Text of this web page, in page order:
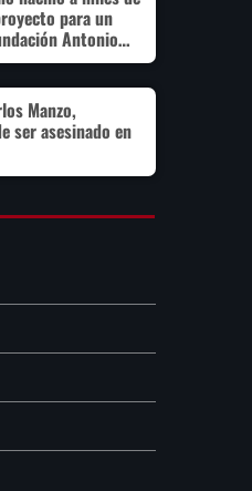
para un
Antonio
Manzo,
ser asesinado en